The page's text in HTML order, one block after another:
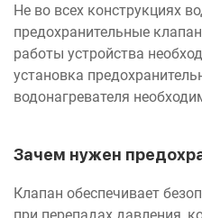
Не во всех конструкциях
предохранительные
работы устройства
установка
водонагревателя
Зачем нужен
Клапан обеспечивает